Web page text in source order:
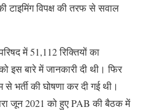
विपक्ष की तरफ से सवाल
में 51,112 रिक्तियों का
इस बारे में जानकारी दी थी। फिर
भर्ती की घोषणा कर दी गई थी।
जून 2021 को हुए PAB की बैठक में